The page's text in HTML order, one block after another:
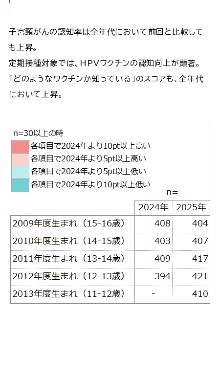
子宮頸がんの認知率は全年代において前回と比較して
も上昇。
定期接種対象では、HPVワクチンの認知向上が顕著。
「どのようなワクチンか知っている」のスコアも、全年代
において上昇。